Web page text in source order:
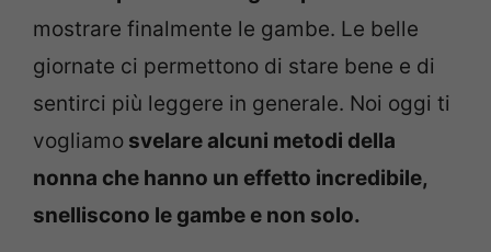
mostrare finalmente le gambe. Le belle
giornate ci permettono di stare bene e di
sentirci più leggere in generale. Noi oggi ti
vogliamo svelare alcuni metodi della
nonna che hanno un effetto incredibile,
snelliscono le gambe e non solo.